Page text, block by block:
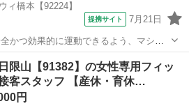
ィ橋本【92224】
提携サイト 7月21日
かつ効果的に運動できるよう、マシン
運動が初めての方や苦手な方がほとん
せん。「今日はこの動きを意識しまし
ながら、...
限山【91382】の女性専用フィッ
客スタッフ 【産休・育休…
円